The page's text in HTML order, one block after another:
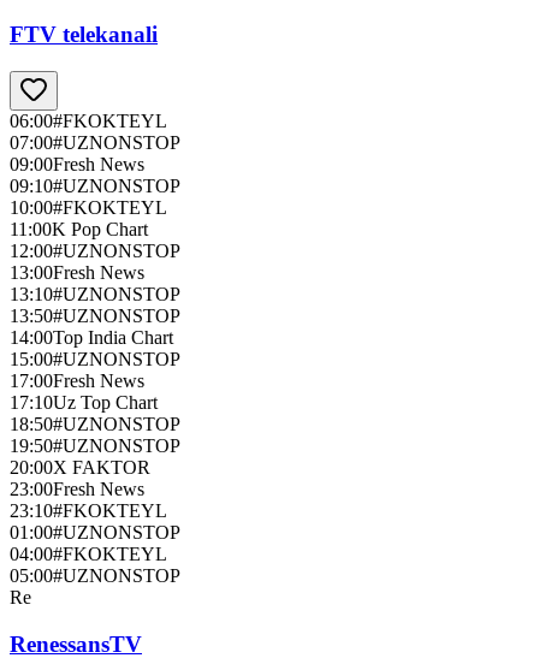
FTV telekanali
06:00#FKOKTEYL
07:00#UZNONSTOP
09:00Fresh News
09:10#UZNONSTOP
10:00#FKOKTEYL
11:00K Pop Chart
12:00#UZNONSTOP
13:00Fresh News
13:10#UZNONSTOP
13:50#UZNONSTOP
14:00Top India Chart
15:00#UZNONSTOP
17:00Fresh News
17:10Uz Top Chart
18:50#UZNONSTOP
19:50#UZNONSTOP
20:00X FAKTOR
23:00Fresh News
23:10#FKOKTEYL
01:00#UZNONSTOP
04:00#FKOKTEYL
05:00#UZNONSTOP
Re
RenessansTV